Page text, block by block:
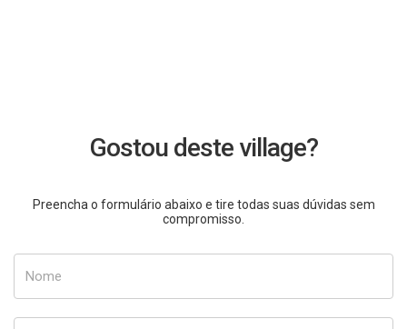
Gostou deste village?
Preencha o formulário abaixo e tire todas suas dúvidas sem
compromisso.